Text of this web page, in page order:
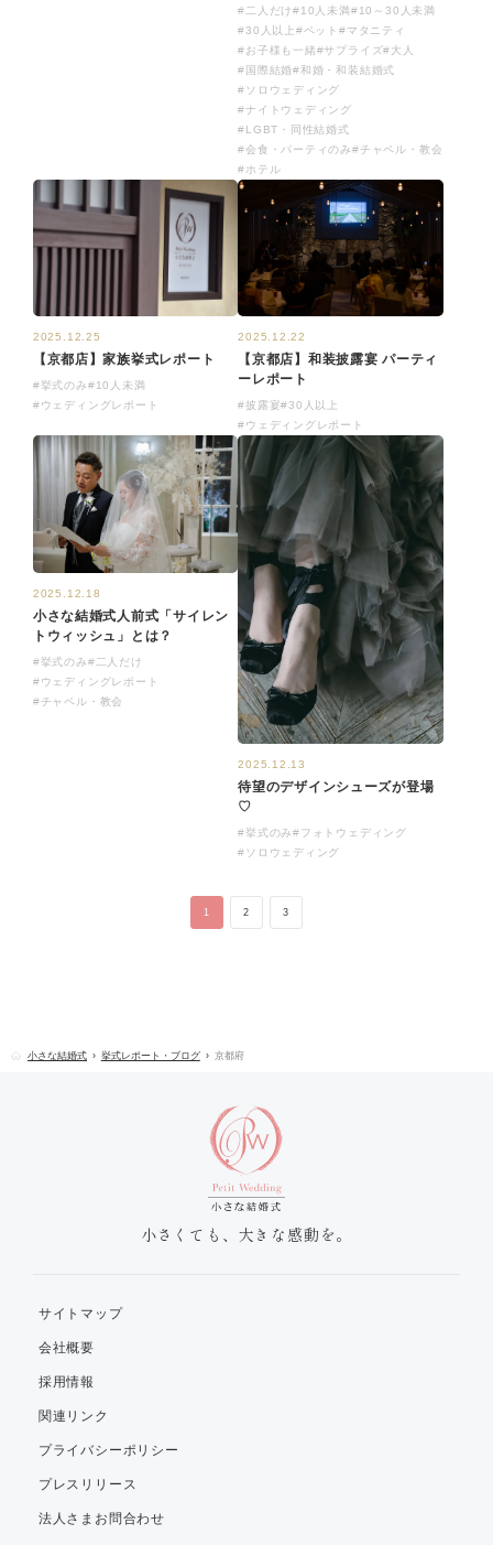
#二人だけ#10人未満#10～30人未満
#30人以上#ペット#マタニティ
#お子様も一緒#サプライズ#大人
#国際結婚#和婚・和装結婚式
#ソロウェディング
#ナイトウェディング
#LGBT・同性結婚式
#会食・パーティのみ#チャペル・教会
#ホテル
2025.12.25
【京都店】家族挙式レポート
#挙式のみ#10人未満
#ウェディングレポート
2025.12.22
【京都店】和装披露宴 パーティ
ーレポート
#披露宴#30人以上
#ウェディングレポート
2025.12.18
小さな結婚式人前式「サイレン
トウィッシュ」とは？
#挙式のみ#二人だけ
#ウェディングレポート
#チャペル・教会
2025.12.13
待望のデザインシューズが登場
♡
#挙式のみ#フォトウェディング
#ソロウェディング
1 2 3
小さな結婚式 挙式レポート・ブログ 京都府
小さくても、大きな感動を。
サイトマップ
会社概要
採用情報
関連リンク
プライバシーポリシー
プレスリリース
法人さまお問合わせ